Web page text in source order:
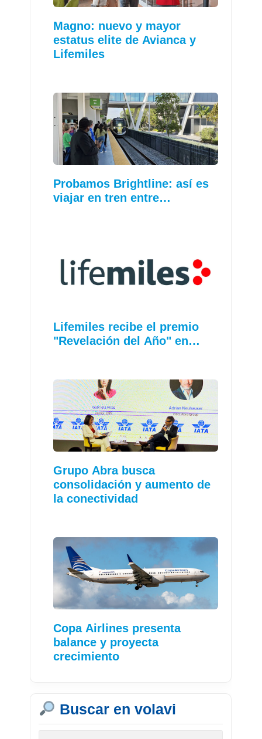
Magno: nuevo y mayor
estatus elite de Avianca y
Lifemiles
Probamos Brightline: así es
viajar en tren entre…
Lifemiles recibe el premio
"Revelación del Año" en…
Grupo Abra busca
consolidación y aumento de
la conectividad
Copa Airlines presenta
balance y proyecta
crecimiento
Buscar en volavi